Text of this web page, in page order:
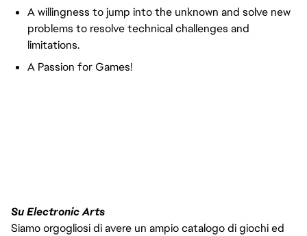
A willingness to jump into the unknown and solve new
problems to resolve technical challenges and
limitations.
A Passion for Games!
Su Electronic Arts
Siamo orgogliosi di avere un ampio catalogo di giochi ed